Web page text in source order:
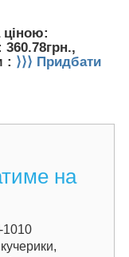
ціною:
: ⟩⟩⟩ Придбати
на
1010